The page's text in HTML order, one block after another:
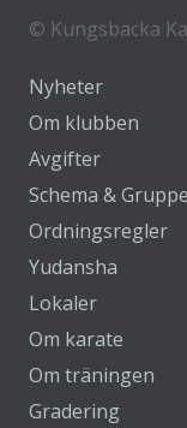
© Kungsbacka
Nyheter
Om klubben
Avgifter
Schema &
Ordningsregler
Yudansha
Lokaler
Om karate
Om träningen
Gradering